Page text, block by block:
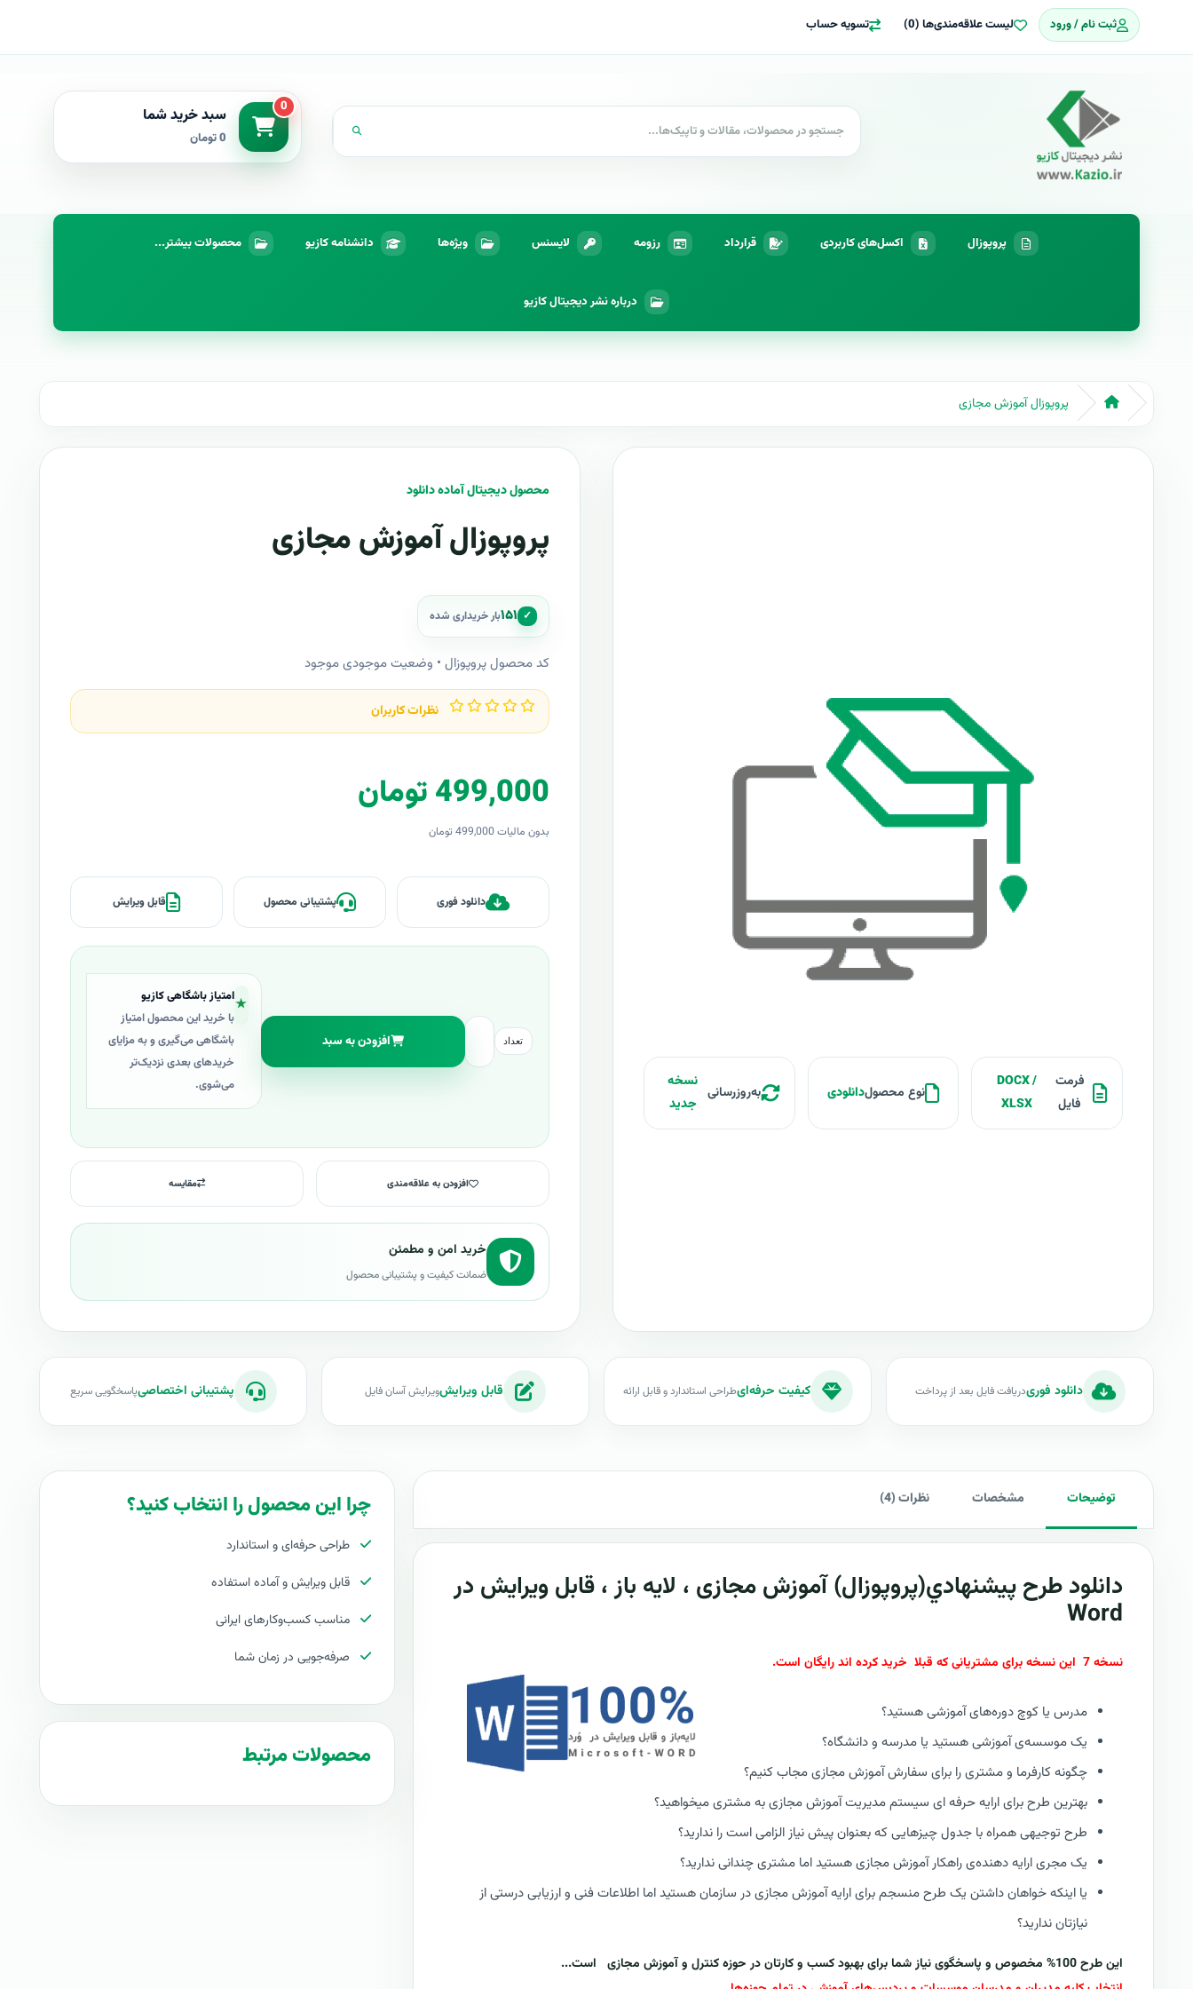
ثبت نام / ورود لیست علاقه‌مندی‌ها (0) تسویه حساب
0 سبد خرید شما
0 تومان
پروپوزال اکسل‌های کاربردی قرارداد رزومه لایسنس ویژه‌ها دانشنامه کازیو محصولات بیشتر...
درباره نشر دیجیتال کازیو
پروپوزال آموزش مجازی
محصول دیجیتال آماده دانلود
پروپوزال آموزش مجازی
✓ ۱۵۱بار خریداری شده
کد محصول پروپوزال • وضعیت موجودی موجود
نظرات کاربران
499,000 تومان
بدون مالیات 499,000 تومان
دانلود فوری پشتیبانی محصول قابل ویرایش
تعداد افزودن به سبد
★امتیاز باشگاهی کازیو
با خرید این محصول امتیاز
باشگاهی می‌گیری و به مزایای
خریدهای بعدی نزدیک‌تر
می‌شوی.
افزودن به علاقه‌مندی مقایسه
خرید امن و مطمئن
ضمانت کیفیت و پشتیبانی محصول
فرمت
فایل
DOCX /
XLSX
نوع محصولدانلودی به‌روزرسانی
نسخه
جدید
دانلود فوریدریافت فایل بعد از پرداخت کیفیت حرفه‌ایطراحی استاندارد و قابل ارائه قابل ویرایشویرایش آسان فایل پشتیبانی اختصاصیپاسخگویی سریع
توضیحات مشخصات نظرات (4)
دانلود طرح پيشنهادي(پروپوزال) آموزش مجازی ، لایه باز ، قابل ویرایش در
Word
نسخه 7 این نسخه برای مشتریانی که قبلا خرید کرده اند رایگان است.
مدرس یا کوچ دوره‌های آموزشی هستید؟
یک موسسه‌ی آموزشی هستید یا مدرسه و دانشگاه؟
چگونه کارفرما و مشتری را برای سفارش آموزش مجازی مجاب کنیم؟
بهترین طرح برای ارایه حرفه ای سیستم مدیریت آموزش مجازی به مشتری میخواهید؟
طرح توجیهی همراه با جدول چیزهایی که بعنوان پیش نیاز الزامی است را ندارید؟
یک مجری ارایه دهنده‌ی راهکار آموزش مجازی هستید اما مشتری چندانی ندارید؟
یا اینکه خواهان داشتن یک طرح منسجم برای ارایه آموزش مجازی در سازمان هستید اما اطلاعات فنی و ارزیابی درستی از
نیازتان ندارید؟
این طرح 100% مخصوص و پاسخگوی نیاز شما برای بهبود کسب و کارتان در حوزه کنترل و آموزش مجازی است...
چرا این محصول را انتخاب کنید؟
طراحی حرفه‌ای و استاندارد
قابل ویرایش و آماده استفاده
مناسب کسب‌وکارهای ایرانی
صرفه‌جویی در زمان شما
محصولات مرتبط